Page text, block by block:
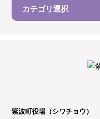
カテゴリ選択
紫波町役場（シワチョウ）